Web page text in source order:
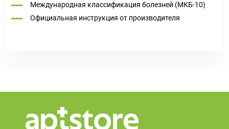
Международная классификация болезней (МКБ-10)
Официальная инструкция от производителя